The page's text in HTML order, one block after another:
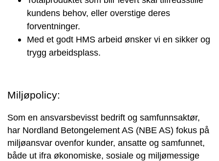
kundens behov, eller overstige deres
forventninger.
Med et godt HMS arbeid ønsker vi en sikker og
trygg arbeidsplass.
Miljøpolicy:
Som en ansvarsbevisst bedrift og samfunnsaktør,
har Nordland Betongelement AS (NBE AS) fokus på
miljøansvar ovenfor kunder, ansatte og samfunnet,
både ut ifra økonomiske, sosiale og miljømessige